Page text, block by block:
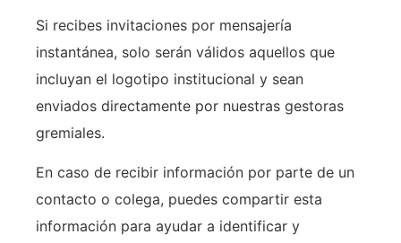
Si recibes invitaciones por mensajería
instantánea, solo serán válidos aquellos que
incluyan el logotipo institucional y sean
enviados directamente por nuestras gestoras
gremiales.
En caso de recibir información por parte de un
contacto o colega, puedes compartir esta
información para ayudar a identificar y